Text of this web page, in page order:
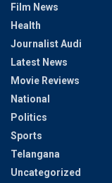
Film News
Health
Journalist Audi
Latest News
Movie Reviews
National
Politics
Sports
Telangana
Uncategorized